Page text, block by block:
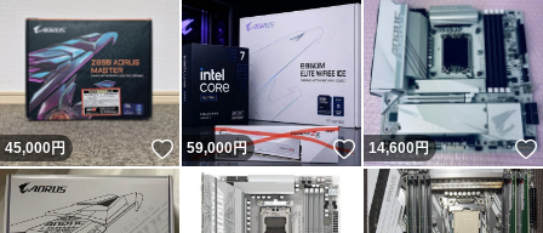
45,000円 いいね！
59,000円 いいね！
14,600円